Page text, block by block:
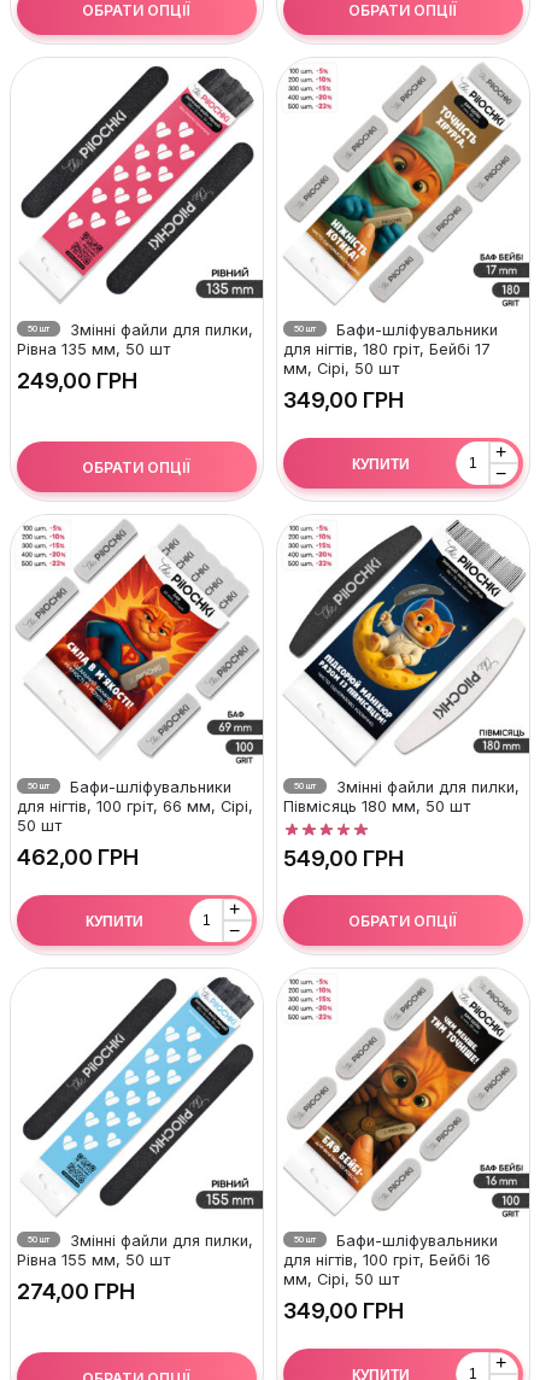
ОБРАТИ ОПЦІЇ ОБРАТИ ОПЦІЇ
50 шт
Змінні файли для пилки,
Рівна 135 мм, 50 шт
ГРН
ОБРАТИ ОПЦІЇ
50 шт
Бафи-шліфувальники
для нігтів, 180 гріт, Бейбі 17
мм, Сірі, 50 шт
ГРН
+
−
КУПИТИ
50 шт
Бафи-шліфувальники
для нігтів, 100 гріт, 66 мм, Сірі,
50 шт
ГРН
+
−
КУПИТИ
50 шт
Змінні файли для пилки,
Півмісяць 180 мм, 50 шт
ГРН
ОБРАТИ ОПЦІЇ
50 шт
Змінні файли для пилки,
Рівна 155 мм, 50 шт
ГРН
50 шт
Бафи-шліфувальники
для нігтів, 100 гріт, Бейбі 16
мм, Сірі, 50 шт
ГРН
+
КУПИТИ